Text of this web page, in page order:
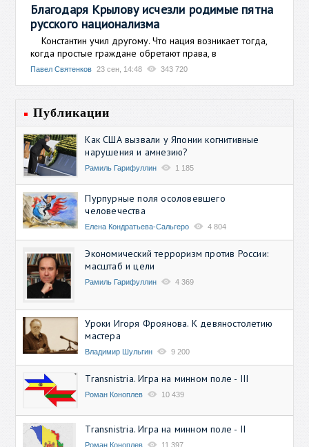
Благодаря Крылову исчезли родимые пятна
русского национализма
Константин учил другому. Что нация возникает тогда,
когда простые граждане обретают права, в
Павел Святенков 23 сен, 14:48 343 720
Публикации
Как США вызвали у Японии когнитивные
нарушения и амнезию?
Рамиль Гарифуллин 1 185
Пурпурные поля осоловевшего
человечества
Елена Кондратьева-Сальгеро 4 804
Экономический терроризм против России:
масштаб и цели
Рамиль Гарифуллин 4 369
Уроки Игоря Фроянова. К девяностолетию
мастера
Владимир Шульгин 9 200
Transnistria. Игра на минном поле - III
Роман Коноплев 10 439
Transnistria. Игра на минном поле - II
Роман Коноплев 11 397